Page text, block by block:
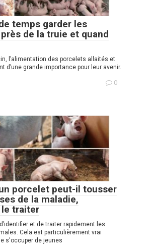
temps garder les
de la truie et quand
l’alimentation des porcelets allaités et
d’une grande importance pour leur avenir.
0
porcelet peut-il tousser
de la maladie,
traiter
et de traiter rapidement les
Cela est particulièrement vrai
s'occuper de jeunes